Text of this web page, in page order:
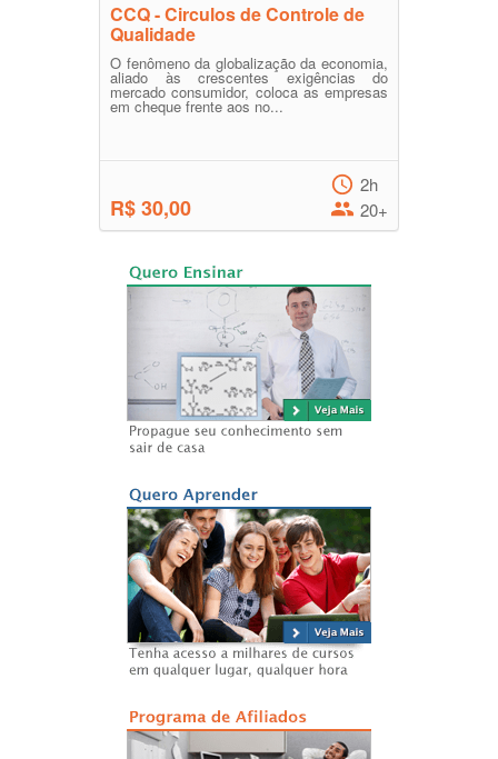
CCQ - Circulos de Controle de
Qualidade
O fenômeno da globalização da economia,
aliado às crescentes exigências do
mercado consumidor, coloca as empresas
em cheque frente aos no...
R$ 30,00
2h
20+